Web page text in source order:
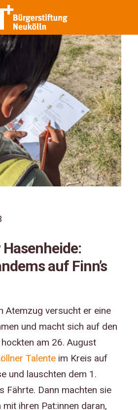
auf Finn’s
Atemzug versucht er eine
und macht sich auf den
hockten am 26. August
Talenteim Kreis auf
und lauschten dem 1.
Fährte. Dann machten sie
ihren Pat:innen daran,